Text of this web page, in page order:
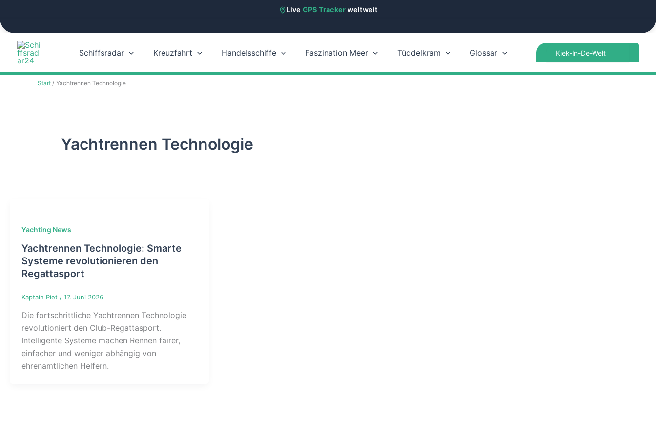
Live GPS Trackerweltweit
Zum
springen
Schiffsradar Kreuzfahrt Handelsschiffe Faszination Meer Tüddelkram Glossar
Start Yachtrennen Technologie
Yachtrennen Technologie
Yachting News
Yachtrennen Technologie: Smarte
Systeme revolutionieren den
Regattasport
Kaptain Piet / 17. Juni 2026
Die fortschrittliche Yachtrennen Technologie
revolutioniert den Club-Regattasport.
Intelligente Systeme machen Rennen fairer,
einfacher und weniger abhängig von
ehrenamtlichen Helfern.